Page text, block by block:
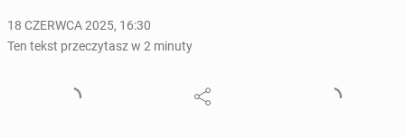
18 CZERWCA 2025, 16:30
Ten tekst przeczytasz w 2 minuty